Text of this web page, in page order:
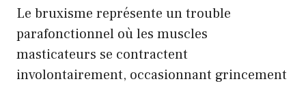
Le bruxisme représente un trouble
parafonctionnel où les muscles
masticateurs se contractent
involontairement, occasionnant grincement